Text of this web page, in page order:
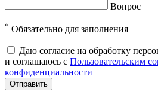
Вопрос
* Обязательно для заполнения
Даю согласие на обработку
и соглашаюсь с Пользовательским
конфиденциальности
Отправить